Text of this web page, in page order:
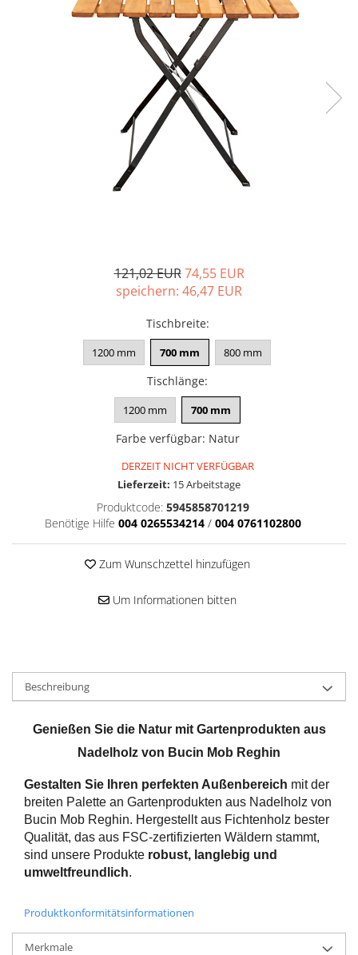
121,02 EUR 74,55 EUR
speichern: 46,47 EUR
Tischbreite:
1200 mm 700 mm 800 mm
Tischlänge:
1200 mm 700 mm
Farbe verfügbar: Natur
DERZEIT NICHT VERFÜGBAR
Lieferzeit: 15 Arbeitstage
Produktcode: 5945858701219
Benötige Hilfe 004 0265534214 / 004 0761102800
Zum Wunschzettel hinzufügen
Um Informationen bitten
Beschreibung
Genießen Sie die Natur mit Gartenprodukten aus
Nadelholz von Bucin Mob Reghin
Gestalten Sie Ihren perfekten Außenbereich mit der
breiten Palette an Gartenprodukten aus Nadelholz von
Bucin Mob Reghin. Hergestellt aus Fichtenholz bester
Qualität, das aus FSC-zertifizierten Wäldern stammt,
sind unsere Produkte robust, langlebig und
umweltfreundlich.
Produktkonformitätsinformationen
Merkmale